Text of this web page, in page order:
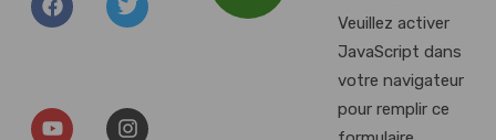
Veuillez activer
JavaScript dans
votre navigateur
pour remplir ce